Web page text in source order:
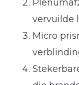
vervuilde
Micro